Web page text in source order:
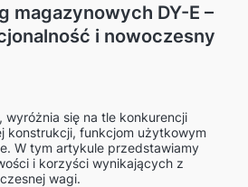
magazynowych DY-E –
i nowoczesny
wyróżnia się na tle konkurencji
konstrukcji, funkcjom użytkowym
W tym artykule przedstawiamy
i korzyści wynikających z
wagi.